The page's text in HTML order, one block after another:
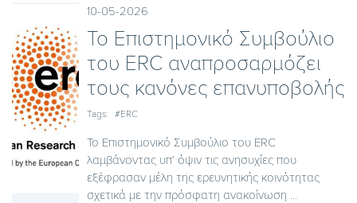
10-05-2026
To Επιστημονικό Συμβούλιο
του ERC αναπροσαρμόζει
τους κανόνες επανυποβολής
Tags: #ERC
Το Επιστημονικό Συμβούλιο του ERC
λαμβάνοντας υπ’ όψιν τις ανησυχίες που
εξέφρασαν μέλη της ερευνητικής κοινότητας
σχετικά με την πρόσφατη ανακοίνωση ...